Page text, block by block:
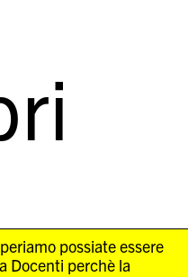
possiate essere
Docenti perchè la